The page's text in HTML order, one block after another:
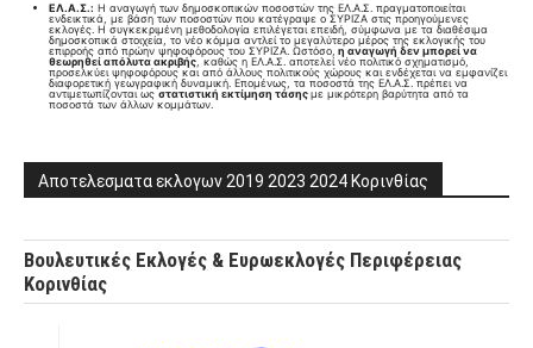
ΕΛ.Α.Σ.: Η αναγωγή των δημοσκοπικών ποσοστών της ΕΛ.Α.Σ. πραγματοποιείται
ενδεικτικά, με βάση των ποσοστών που κατέγραψε ο ΣΥΡΙΖΑ στις προηγούμενες
εκλογές. Η συγκεκριμένη μεθοδολογία επιλέγεται επειδή, σύμφωνα με τα διαθέσιμα
δημοσκοπικά στοιχεία, το νέο κόμμα αντλεί το μεγαλύτερο μέρος της εκλογικής του
επιρροής από πρώην ψηφοφόρους του ΣΥΡΙΖΑ. Ωστόσο, η αναγωγή δεν μπορεί να
θεωρηθεί απόλυτα ακριβής , καθώς η ΕΛ.Α.Σ. αποτελεί νέο πολιτικό σχηματισμό,
προσελκύει ψηφοφόρους και από άλλους πολιτικούς χώρους και ενδέχεται να εμφανίζει
διαφορετική γεωγραφική δυναμική. Επομένως, τα ποσοστά της ΕΛ.Α.Σ. πρέπει να
αντιμετωπίζονται ωςστατιστική εκτίμηση τάσηςμε μικρότερη βαρύτητα από τα
ποσοστά των άλλων κομμάτων.
Αποτελεσματα εκλογων 2019 2023 2024 Κορινθίας